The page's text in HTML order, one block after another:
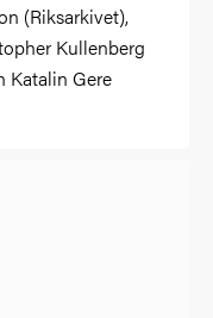
(Riksarkivet),
Kullenberg
Katalin Gere